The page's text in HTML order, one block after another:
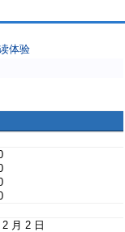
体验
月 2 日